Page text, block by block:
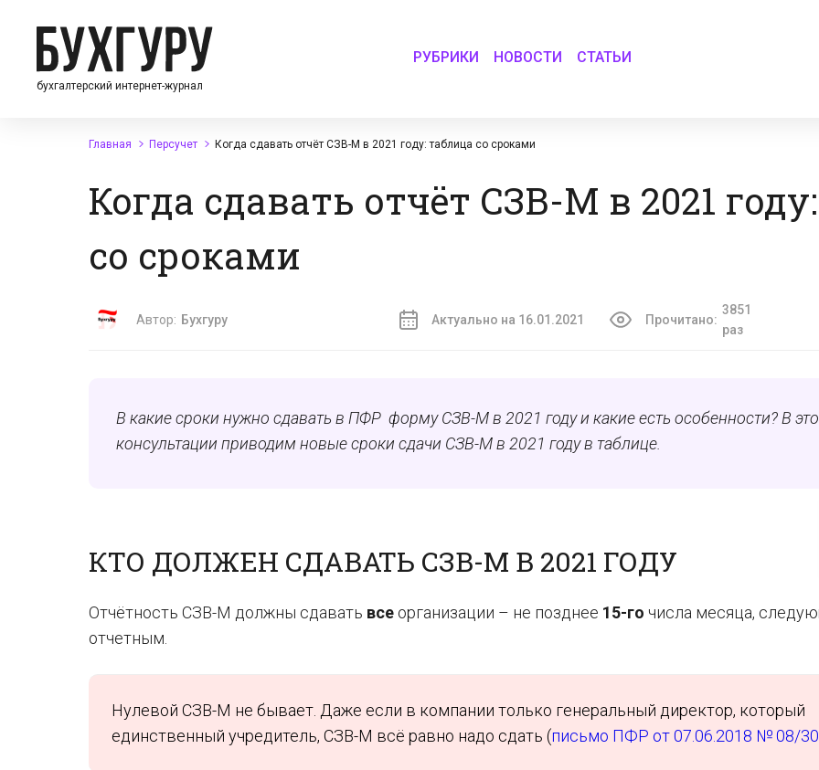
бухгалтерский интернет-журнал
РУБРИКИ НОВОСТИ СТАТЬИ
Главная Персучет Когда сдавать отчёт СЗВ-М в 2021 году: таблица со сроками
Когда сдавать отчёт СЗВ-М в 2021
со сроками
Автор: Бухгуру Актуально на 16.01.2021 Прочитано:
3851
раз
В какие сроки нужно сдавать в ПФР форму СЗВ-М в 2021 году и какие есть особенности? В
консультации приводим новые сроки сдачи СЗВ-М в 2021 году в таблице.
КТО ДОЛЖЕН СДАВАТЬ СЗВ-М В 2021 ГОДУ
Отчётность СЗВ-М должны сдавать все организации – не позднее 15-го числа месяца,
отчетным.
Нулевой СЗВ-М не бывает. Даже если в компании только генеральный директор, который
единственный учредитель, СЗВ-М всё равно надо сдать (письмо ПФР от 07.06.2018 № 08/